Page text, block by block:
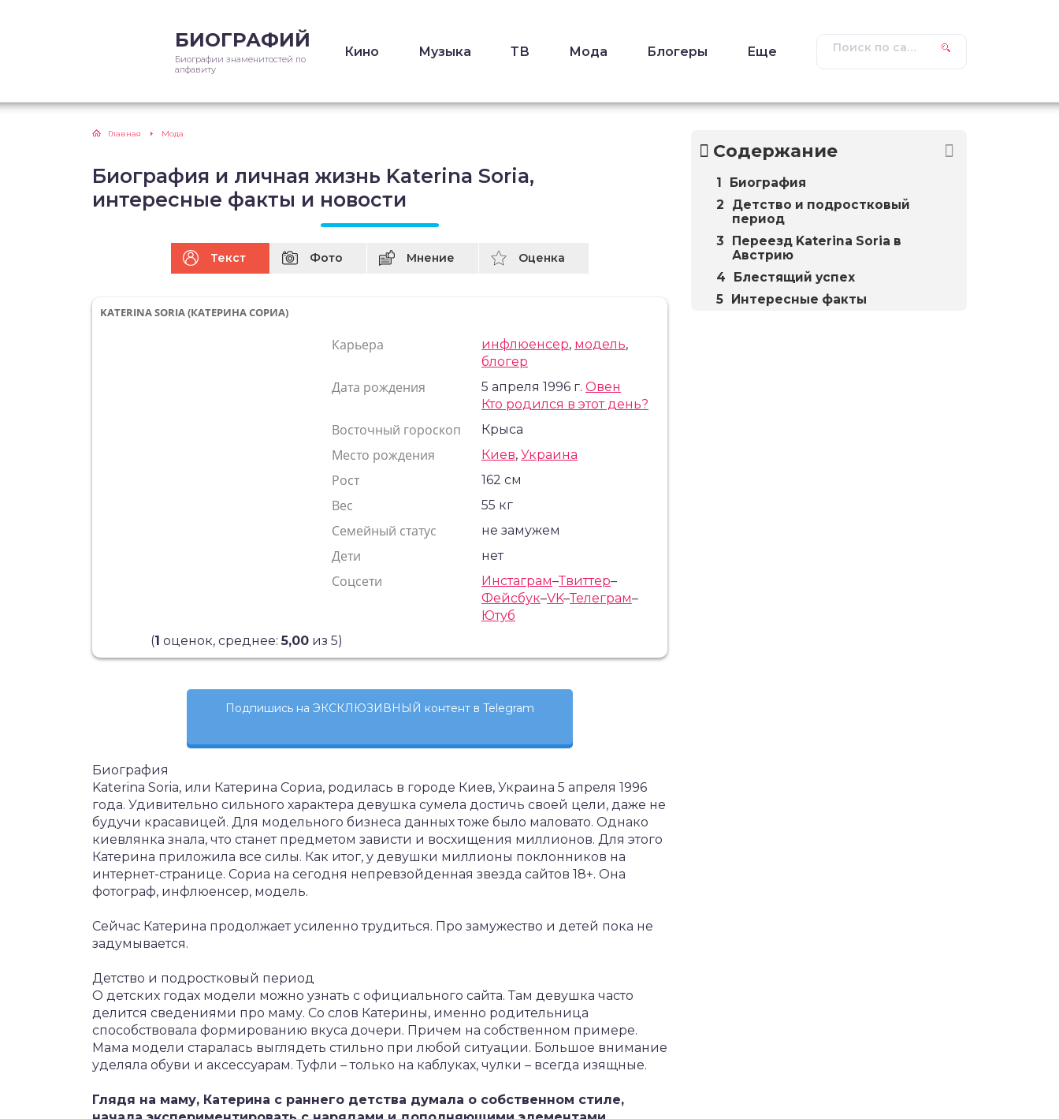
БИОГРАФИЙ
Биографии знаменитостей по
алфавиту
Кино Музыка ТВ Мода Блогеры Еще
Главная Мода
Биография и личная жизнь Katerina Soria,
интересные факты и новости
Текст Фото Мнение Оценка
KATERINA SORIA (КАТЕРИНА СОРИА)
Карьера инфлюенсер, модель,
блогер
Дата рождения 5 апреля 1996 г.Овен
Кто родился в этот день?
Восточный гороскоп Крыса
Место рождения Киев,Украина
Рост 162 см
Вес 55 кг
Семейный статус не замужем
Дети нет
Соцсети Инстаграм–Твиттер–
Фейсбук–VK–Телеграм–
Ютуб
(1 оценок, среднее:5,00 из 5)
Подпишись на ЭКСКЛЮЗИВНЫЙ контент в Telegram
Биография
Katerina Soria, или Катерина Сориа, родилась в городе Киев, Украина 5 апреля 1996
года. Удивительно сильного характера девушка сумела достичь своей цели, даже не
будучи красавицей. Для модельного бизнеса данных тоже было маловато. Однако
киевлянка знала, что станет предметом зависти и восхищения миллионов. Для этого
Катерина приложила все силы. Как итог, у девушки миллионы поклонников на
интернет-странице. Сориа на сегодня непревзойденная звезда сайтов 18+. Она
фотограф, инфлюенсер, модель.
Сейчас Катерина продолжает усиленно трудиться. Про замужество и детей пока не
задумывается.
Детство и подростковый период
О детских годах модели можно узнать с официального сайта. Там девушка часто
делится сведениями про маму. Со слов Катерины, именно родительница
способствовала формированию вкуса дочери. Причем на собственном примере.
Мама модели старалась выглядеть стильно при любой ситуации. Большое внимание
уделяла обуви и аксессуарам. Туфли – только на каблуках, чулки – всегда изящные.
Глядя на маму, Катерина с раннего детства думала о собственном стиле,
Содержание
Биография
Детство и подростковый
период
Переезд Katerina Soria в
Австрию
Блестящий успех
Интересные факты